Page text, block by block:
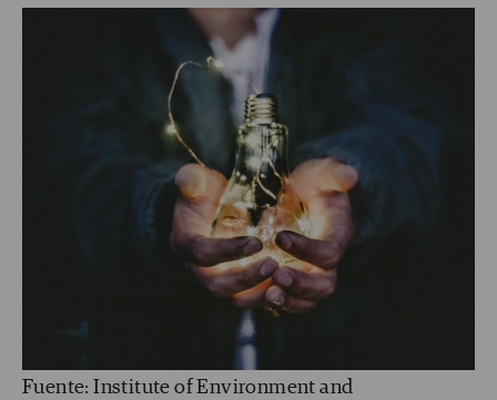
Fuente: Institute of Environment and